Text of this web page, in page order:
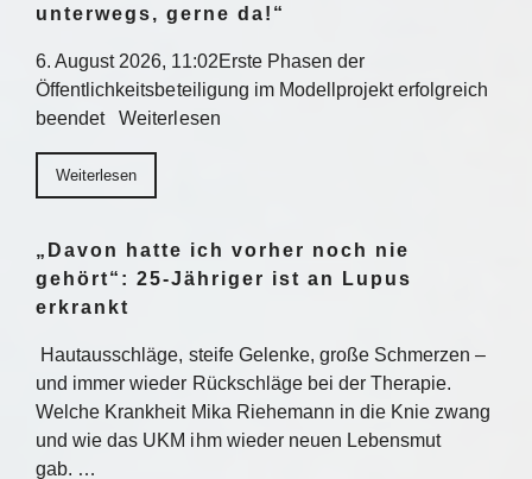
unterwegs, gerne da!“
6. August 2026, 11:02Erste Phasen der
Öffentlichkeitsbeteiligung im Modellprojekt erfolgreich
beendet Weiterlesen
Weiterlesen
„Davon hatte ich vorher noch nie
gehört“: 25-Jähriger ist an Lupus
erkrankt
Hautausschläge, steife Gelenke, große Schmerzen –
und immer wieder Rückschläge bei der Therapie.
Welche Krankheit Mika Riehemann in die Knie zwang
und wie das UKM ihm wieder neuen Lebensmut
gab. …